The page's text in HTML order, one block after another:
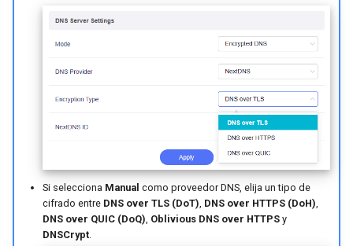
Si selecciona Manual como proveedor DNS, elija un tipo de
cifrado entre DNS over TLS (DoT) DNS over HTTPS (DoH)
DNS over QUIC (DoQ) Oblivious DNS over HTTPSy
DNSCrypt.